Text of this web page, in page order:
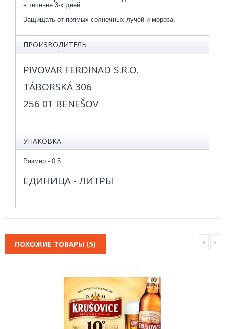
в течение 3-х дней.
Защищать от прямых солнечных лучей и мороза.
ПРОИЗВОДИТЕЛЬ
PIVOVAR FERDINAD S.R.O.
TÁBORSKÁ 306
256 01 BENEŠOV
УПАКОВКА
Размер - 0.5
ЕДИНИЦА - ЛИТРЫ
ПОХОЖИЕ ТОВАРЫ (5)